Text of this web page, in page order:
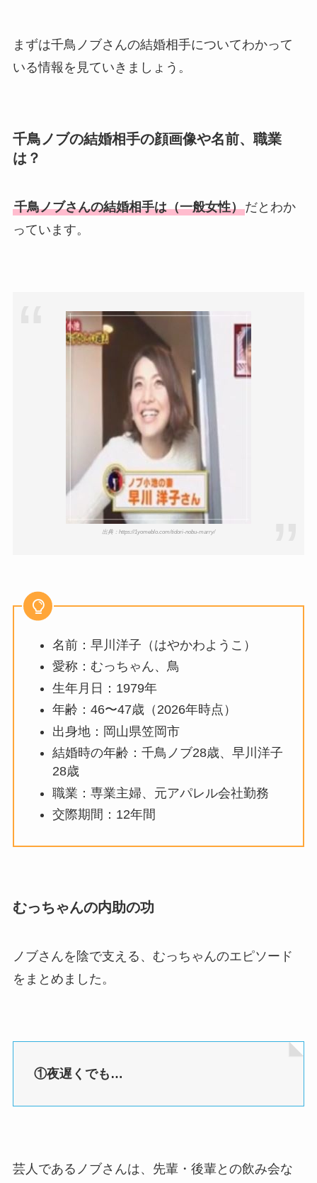
まずは千鳥ノブさんの結婚相手についてわかって
いる情報を見ていきましょう。
千鳥ノブの結婚相手の顔画像や名前、職業
は？
千鳥ノブさんの結婚相手は（一般女性）だとわか
っています。
出典：https://1yomeblo.com/tidori-nobu-marry/
名前：早川洋子（はやかわようこ）
愛称：むっちゃん、鳥
生年月日：1979年
年齢：46〜47歳（2026年時点）
出身地：岡山県笠岡市
結婚時の年齢：千鳥ノブ28歳、早川洋子
28歳
職業：専業主婦、元アパレル会社勤務
交際期間：12年間
むっちゃんの内助の功
ノブさんを陰で支える、むっちゃんのエピソード
をまとめました。
①夜遅くでも…
芸人であるノブさんは、先輩・後輩との飲み会な